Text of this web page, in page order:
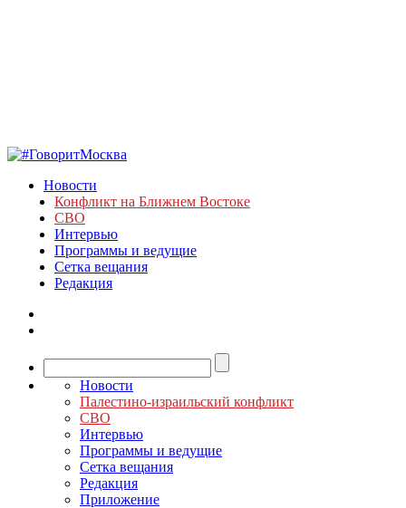
Новости
Конфликт на Ближнем Востоке
СВО
Интервью
Программы и ведущие
Сетка вещания
Редакция
Новости
Палестино-израильский конфликт
СВО
Интервью
Программы и ведущие
Сетка вещания
Редакция
Приложение